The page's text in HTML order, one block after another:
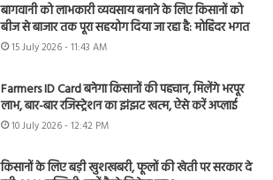
बागवानी को लाभकारी व्यवसाय बनाने के लिए किसानों को
बीज से बाजार तक पूरा सहयोग दिया जा रहा है: मोहिंदर भगत
15 July 2026 - 11:43 AM
Farmers ID Card बनेगा किसानों की पहचान, मिलेंगे भरपूर
लाभ, बार-बार रजिस्ट्रेशन का झंझट खत्म, ऐसे करें अप्लाई
10 July 2026 - 12:42 PM
किसानों के लिए बड़ी खुशखबरी, फूलों की खेती पर सरकार दे